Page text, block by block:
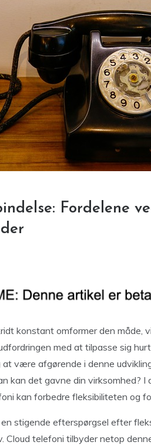
Fordelene
konstant omformer den måde,
med at tilpasse sig
være afgørende i denne
kan det gavne din virksomhed? I
kan forbedre fleksibiliteten og
stigende efterspørgsel efter
Cloud telefoni tilbyder netop